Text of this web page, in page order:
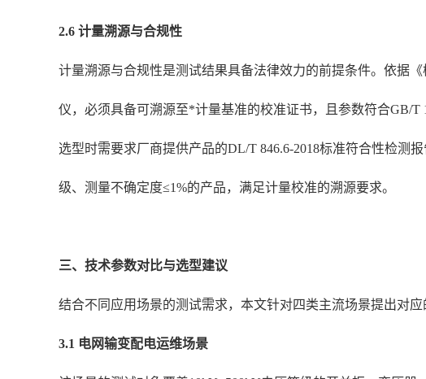
2.6 计量溯源与合规性
计量溯源与合规性是测试结果具备法律效力的前提条件。依据
仪，必须具备可溯源至*计量基准的校准证书，且参数符合GB/T
选型时需要求厂商提供产品的DL/T 846.6-2018标准符合性检测
级、测量不确定度≤1%的产品，满足计量校准的溯源要求。
三、技术参数对比与选型建议
结合不同应用场景的测试需求，本文针对四类主流场景提出对
3.1 电网输变配电运维场景